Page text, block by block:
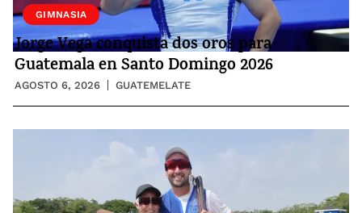
GIMNASIA
Jorge Vega conquista dos oros para
Guatemala en Santo Domingo 2026
AGOSTO 6, 2026 GUATEMELATE